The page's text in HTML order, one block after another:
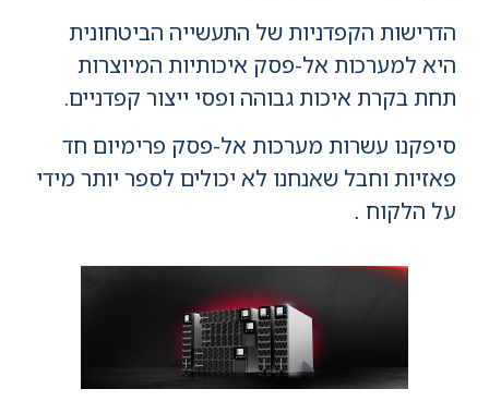
הדרישות הקפדניות של התעשייה הביטחונית
היא למערכות אל-פסק איכותיות המיוצרות
תחת בקרת איכות גבוהה ופסי ייצור קפדניים.
סיפקנו עשרות מערכות אל-פסק פרימיום חד
פאזיות וחבל שאנחנו לא יכולים לספר יותר מידי
על הלקוח .